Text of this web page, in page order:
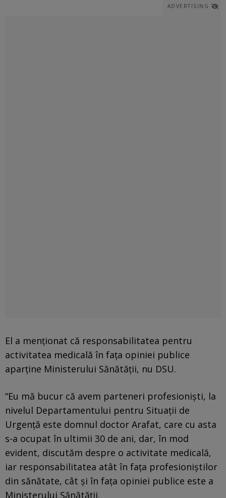
ADVERTISING
El a menţionat că responsabilitatea pentru
activitatea medicală în faţa opiniei publice
aparține Ministerului Sănătăţii, nu DSU.
“Eu mă bucur că avem parteneri profesionişti, la
nivelul Departamentului pentru Situaţii de
Urgenţă este domnul doctor Arafat, care cu asta
s-a ocupat în ultimii 30 de ani, dar, în mod
evident, discutăm despre o activitate medicală,
iar responsabilitatea atât în faţa profesioniştilor
din sănătate, cât şi în faţa opiniei publice este a
Ministerului Sănătăţii.